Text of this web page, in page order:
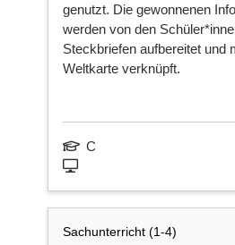
genutzt. Die gewonnenen
werden von den
Steckbriefen aufbereitet und
Weltkarte verknüpft.
C
Sachunterricht (1-4)